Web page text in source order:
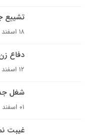
تشییع
۱۸ اسفند ۱۳۹۱
دفاع زن
۱۲ اسفند ۱۳۹۱
شغل
۰۱ اسفند ۱۳۹۱
غیبت